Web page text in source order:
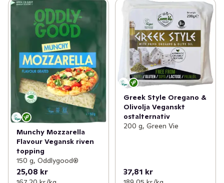
Munchy Mozzarella
Flavour Vegansk riven
topping
150 g, Oddlygood®
25,08 kr
Greek Style Oregano &
Olivolja Veganskt
ostalternativ
200 g, Green Vie
37,81 kr